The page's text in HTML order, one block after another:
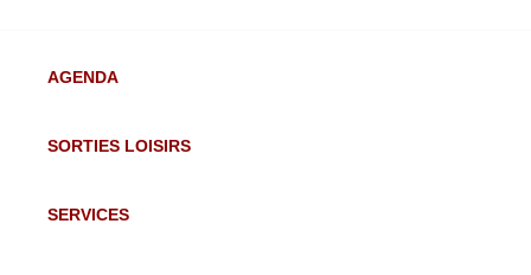
AGENDA
SORTIES LOISIRS
SERVICES